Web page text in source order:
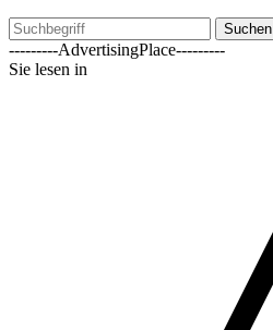
Suchen
---------AdvertisingPlace---------
Sie lesen in